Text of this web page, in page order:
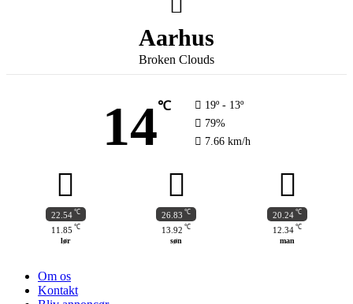
Aarhus
Broken Clouds
14℃
19º - 13º
79%
7.66 km/h
22.54 ℃
11.85 ℃
lør
26.83 ℃
13.92 ℃
søn
20.24 ℃
12.34 ℃
man
Om os
Kontakt